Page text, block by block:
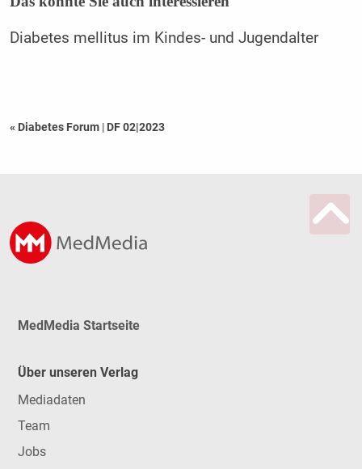
Diabetes mellitus im Kindes- und Jugendalter
« Diabetes Forum | DF 02|2023
MedMedia Startseite
Über unseren Verlag
Mediadaten
Team
Jobs